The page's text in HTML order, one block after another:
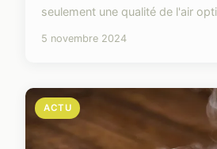
seulement une qualité de l'air
5 novembre 2024
ACTU